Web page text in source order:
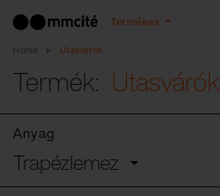
Termékek
Home Utasvárók
Termék: Utasvárók
Anyag
Trapézlemez